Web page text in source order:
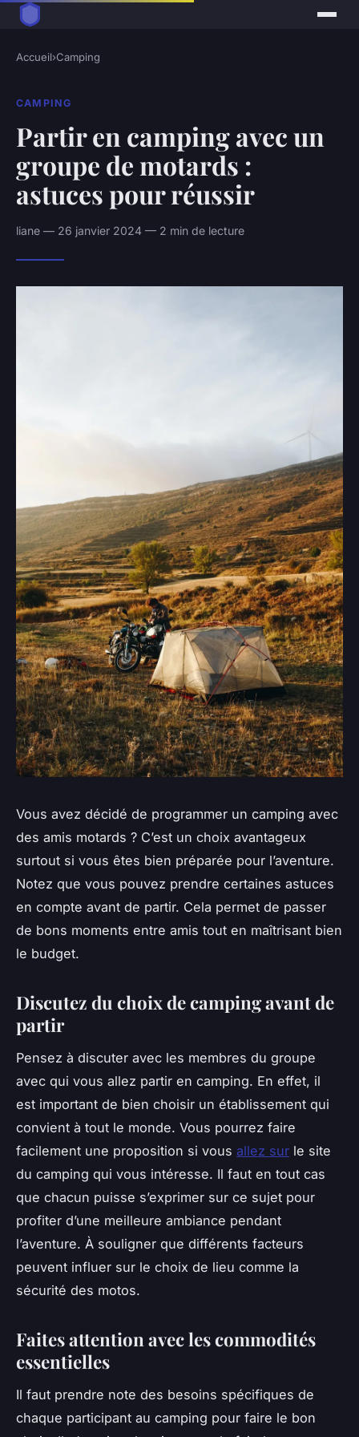
Accueil›Camping
CAMPING
Partir en camping avec un
groupe de motards :
astuces pour réussir
liane — 26 janvier 2024 — 2 min de lecture
Vous avez décidé de programmer un camping avec
des amis motards ? C’est un choix avantageux
surtout si vous êtes bien préparée pour l’aventure.
Notez que vous pouvez prendre certaines astuces
en compte avant de partir. Cela permet de passer
de bons moments entre amis tout en maîtrisant bien
le budget.
Discutez du choix de camping avant de
partir
Pensez à discuter avec les membres du groupe
avec qui vous allez partir en camping. En effet, il
est important de bien choisir un établissement qui
convient à tout le monde. Vous pourrez faire
facilement une proposition si vous allez sur le site
du camping qui vous intéresse. Il faut en tout cas
que chacun puisse s’exprimer sur ce sujet pour
profiter d’une meilleure ambiance pendant
l’aventure. À souligner que différents facteurs
peuvent influer sur le choix de lieu comme la
sécurité des motos.
Faites attention avec les commodités
essentielles
Il faut prendre note des besoins spécifiques de
chaque participant au camping pour faire le bon